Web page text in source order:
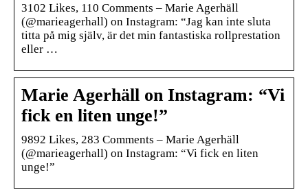
3102 Likes, 110 Comments – Marie Agerhäll
(@marieagerhall) on Instagram: “Jag kan inte sluta
titta på mig själv, är det min fantastiska rollprestation
eller …
Marie Agerhäll on Instagram: “Vi
fick en liten unge!”
9892 Likes, 283 Comments – Marie Agerhäll
(@marieagerhall) on Instagram: “Vi fick en liten
unge!”